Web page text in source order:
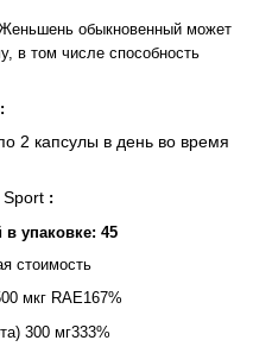
обыкновенный может
в том числе способность
2 капсулы в день во время
Sport :
упаковке: 45
стоимость
мкг RAE167%
300 мг333%